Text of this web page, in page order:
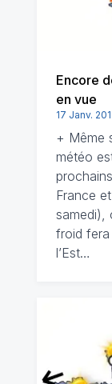
Encore
en vue
17 Janv.
+ Même
météo
France
samedi),
froid fera
l’Est…